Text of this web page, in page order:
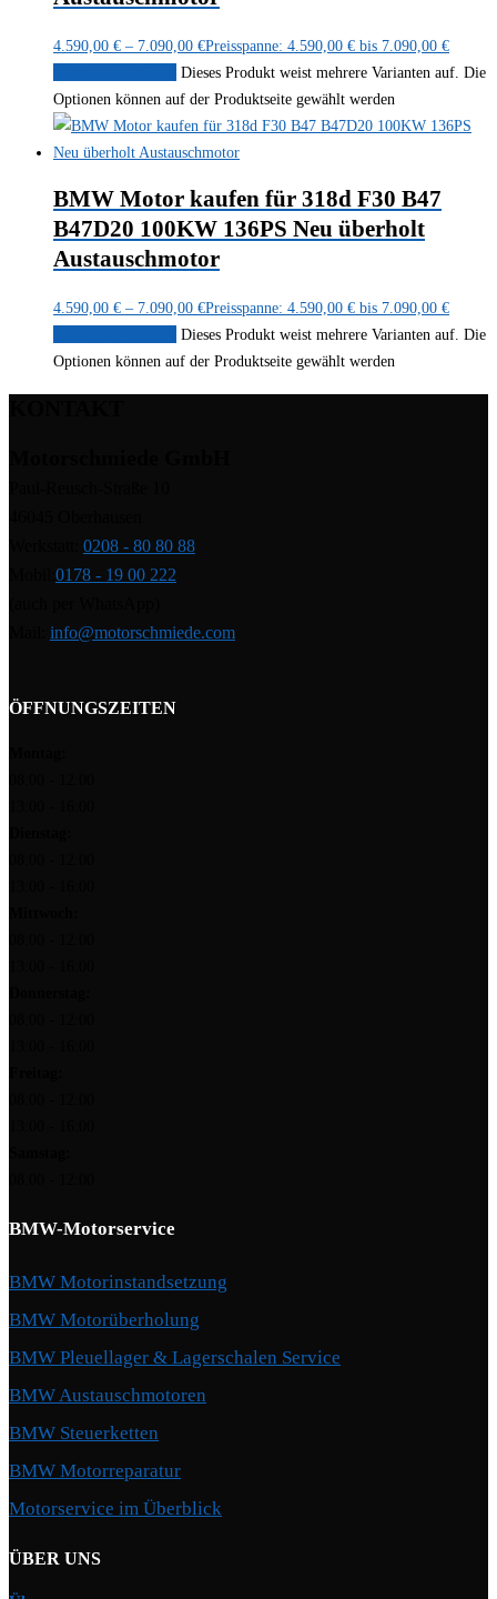
4.590,00 € – 7.090,00 €Preisspanne: 4.590,00 € bis 7.090,00 €
Dieses Produkt weist mehrere Varianten auf. Die
Optionen können auf der Produktseite gewählt werden
BMW Motor kaufen für 318d F30 B47
B47D20 100KW 136PS Neu überholt
Austauschmotor
4.590,00 € – 7.090,00 €Preisspanne: 4.590,00 € bis 7.090,00 €
Dieses Produkt weist mehrere Varianten auf. Die
Optionen können auf der Produktseite gewählt werden
0208 - 80 80 88
0178 - 19 00 222
info@motorschmiede.com
ÖFFNUNGSZEITEN
BMW-Motorservice
BMW Motorinstandsetzung
BMW Motorüberholung
BMW Pleuellager & Lagerschalen Service
BMW Austauschmotoren
BMW Steuerketten
BMW Motorreparatur
Motorservice im Überblick
ÜBER UNS